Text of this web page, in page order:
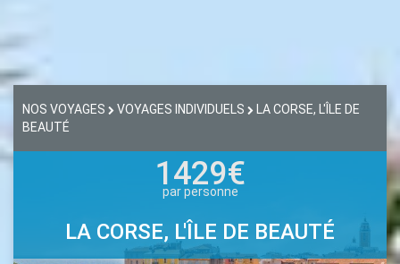
NOS VOYAGES VOYAGES INDIVIDUELS
LA CORSE, L'ÎLE DE
BEAUTÉ
1429€
par personne
LA CORSE, L'ÎLE DE BEAUTÉ